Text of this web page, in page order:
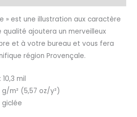
» est une illustration aux caractère
ajoutera un merveilleux
et à votre bureau et vous fera
région Provençale.
mil
g/m² (5,57 oz/y²)
giclée